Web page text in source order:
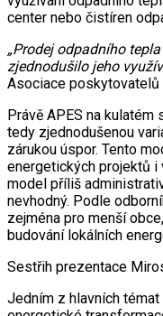
center nebo čistíren
„Prodej odpadního
zjednodušilo jeho
Asociace poskytovatelů
Právě APES na
tedy zjednodušenou
zárukou úspor. Tento
energetických projektů i
model příliš
nevhodný. Podle
zejména pro menší
budování lokálních
Sestřih prezentace
Jedním z hlavních